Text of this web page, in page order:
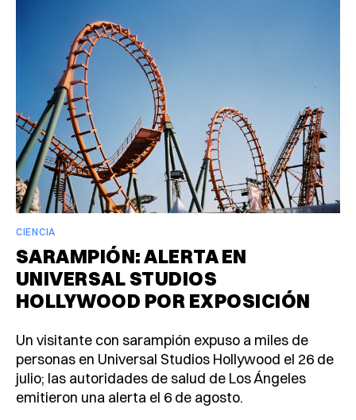
CIENCIA
SARAMPIÓN: ALERTA EN
UNIVERSAL STUDIOS
HOLLYWOOD POR EXPOSICIÓN
Un visitante con sarampión expuso a miles de
personas en Universal Studios Hollywood el 26 de
julio; las autoridades de salud de Los Ángeles
emitieron una alerta el 6 de agosto.